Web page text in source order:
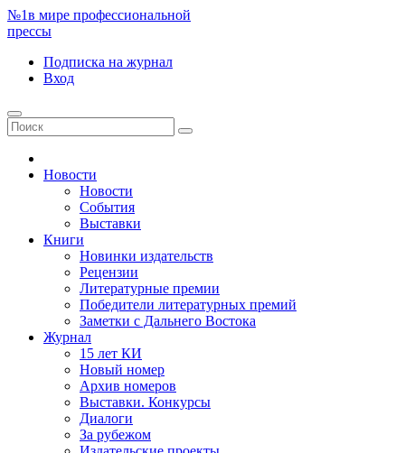
№1в мире профессиональной
прессы
Подписка на журнал
Вход
Новости
Новости
События
Выставки
Книги
Новинки издательств
Рецензии
Литературные премии
Победители литературных премий
Заметки с Дальнего Востока
Журнал
15 лет КИ
Новый номер
Архив номеров
Выставки. Конкурсы
Диалоги
За рубежом